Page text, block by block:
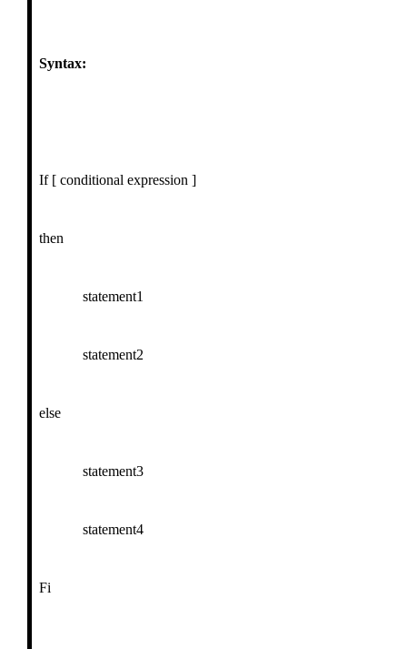
Syntax:
If [ conditional expression ]
then
statement1
statement2
else
statement3
statement4
Fi